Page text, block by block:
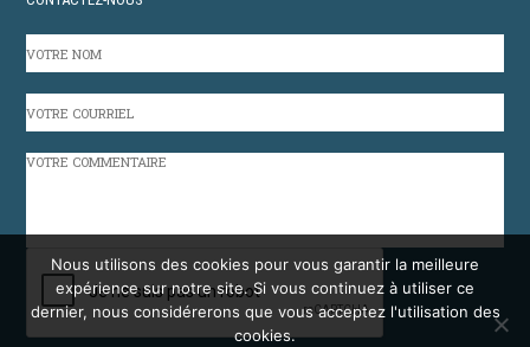
NOM
COURRIEL
VOTRE
CAPTCHA
Nous utilisons des cookies pour vous garantir la meilleure
expérience sur notre site. Si vous continuez à utiliser ce
dernier, nous considérerons que vous acceptez l'utilisation des
cookies.